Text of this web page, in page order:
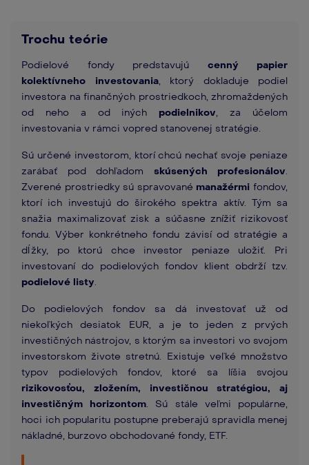
Trochu teórie
Podielové fondy predstavujú cenný papier
kolektívneho investovania, ktorý dokladuje podiel
investora na finančných prostriedkoch, zhromaždených
od neho a od iných podielnikov, za účelom
investovania v rámci vopred stanovenej stratégie.
Sú určené investorom, ktorí chcú nechať svoje peniaze
zarábať pod dohľadom skúsených profesionálov.
Zverené prostriedky sú spravované manažérmi fondov,
ktorí ich investujú do širokého spektra aktív. Tým sa
snažia maximalizovať zisk a súčasne znížiť rizikovosť
fondu. Výber konkrétneho fondu závisí od stratégie a
dĺžky, po ktorú chce investor peniaze uložiť. Pri
investovaní do podielových fondov klient obdrží tzv.
podielové listy.
Do podielových fondov sa dá investovať už od
niekoľkých desiatok EUR, a je to jeden z prvých
investičných nástrojov, s ktorým sa investori vo svojom
investorskom živote stretnú. Existuje veľké množstvo
typov podielových fondov, ktoré sa líšia svojou
rizikovosťou, zložením, investičnou stratégiou, aj
investičným horizontom. Sú stále veľmi populárne,
hoci ich popularitu postupne preberajú spravidla menej
nákladné, burzovo obchodované fondy, ETF.